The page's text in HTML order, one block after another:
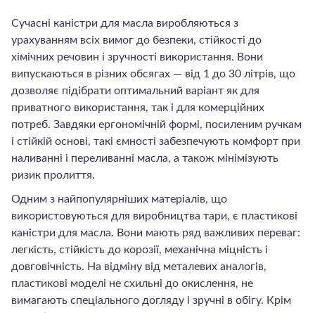
Сучасні каністри для масла виробляються з
урахуванням всіх вимог до безпеки, стійкості до
хімічних речовин і зручності використання. Вони
випускаються в різних обсягах — від 1 до 30 літрів, що
дозволяє підібрати оптимальний варіант як для
приватного використання, так і для комерційних
потреб. Завдяки ергономічній формі, посиленим ручкам
і стійкій основі, такі ємності забезпечують комфорт при
наливанні і переливанні масла, а також мінімізують
ризик пролиття.
Одним з найпопулярніших матеріалів, що
використовуються для виробництва тари, є пластикові
каністри для масла. Вони мають ряд важливих переваг:
легкість, стійкість до корозії, механічна міцність і
довговічність. На відміну від металевих аналогів,
пластикові моделі не схильні до окислення, не
вимагають спеціального догляду і зручні в обігу. Крім